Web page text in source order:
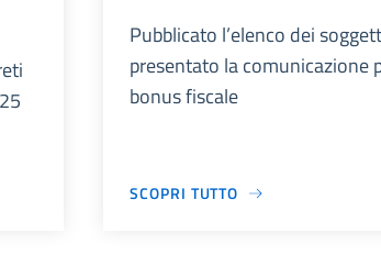
Pubblicato l’elenco dei
presentato la comunicazione
bonus fiscale
SCOPRI TUTTO